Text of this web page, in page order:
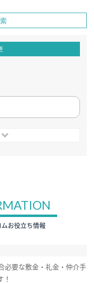
お役立ち情報
必要な敷金・礼金・仲介手